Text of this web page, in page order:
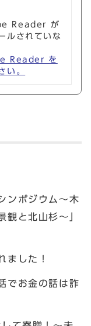
Reader が
ルされていな
Reader を
い。
ンポジウム～木
観と北山杉～」
ました！
でお金の話は詐